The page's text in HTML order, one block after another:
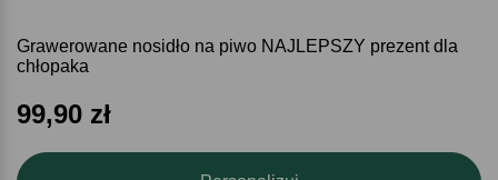
Grawerowane nosidło na piwo NAJLEPSZY prezent dla
chłopaka
99,90 zł